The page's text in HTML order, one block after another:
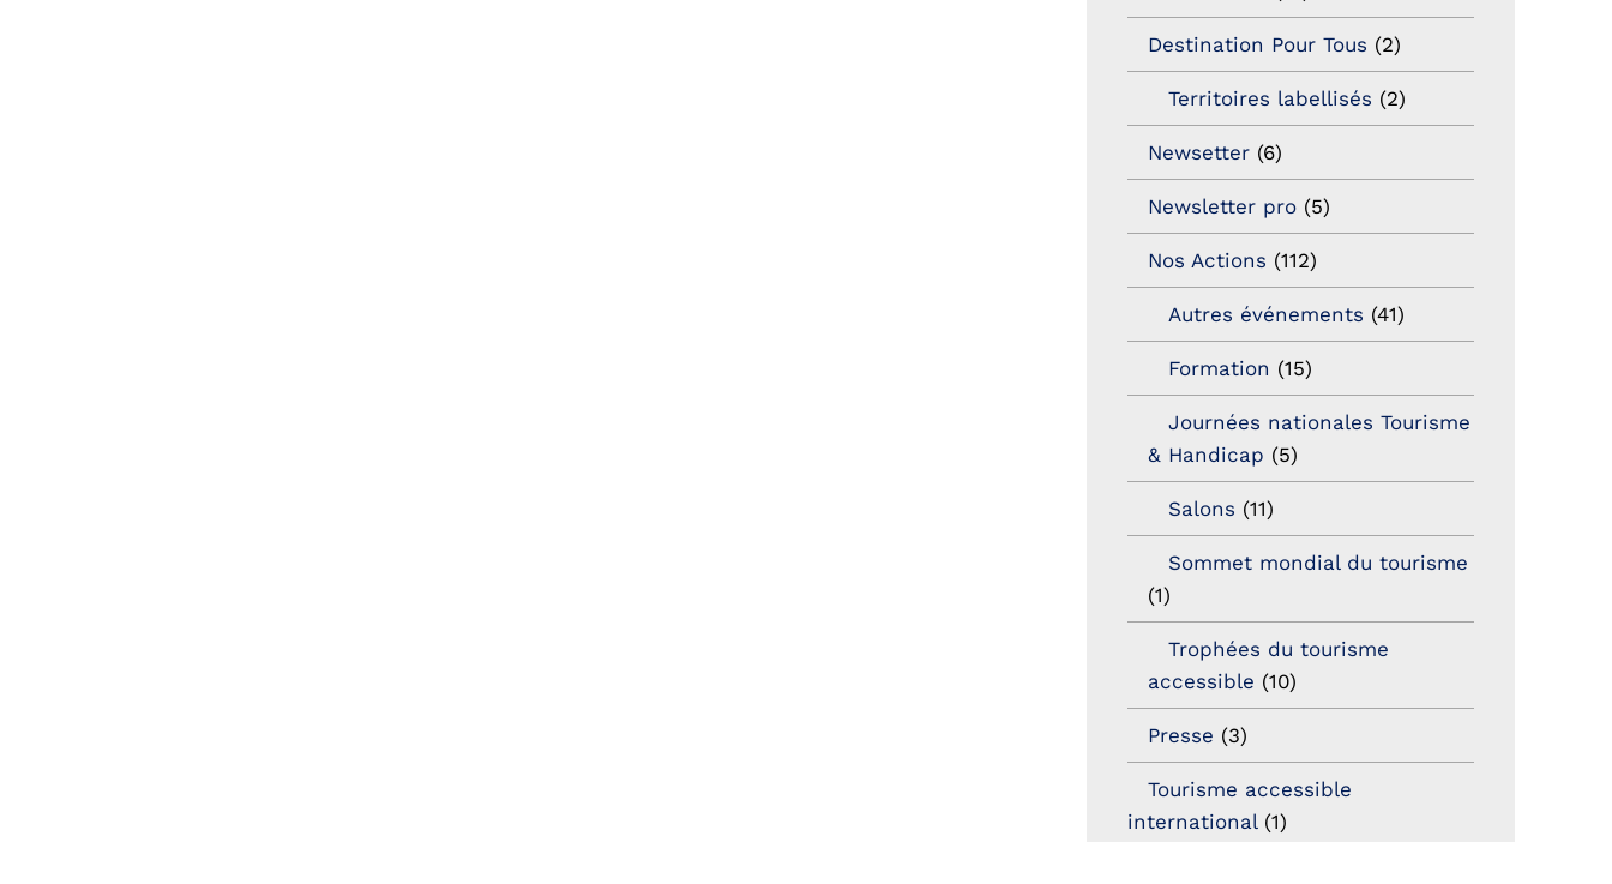
Destination Pour Tous (2)
Territoires labellisés (2)
Newsetter (6)
Newsletter pro (5)
Nos Actions (112)
Autres événements (41)
Formation (15)
Journées nationales Tourisme
& Handicap (5)
Salons (11)
Sommet mondial du tourisme
(1)
Trophées du tourisme
accessible (10)
Presse (3)
Tourisme accessible
international(1)